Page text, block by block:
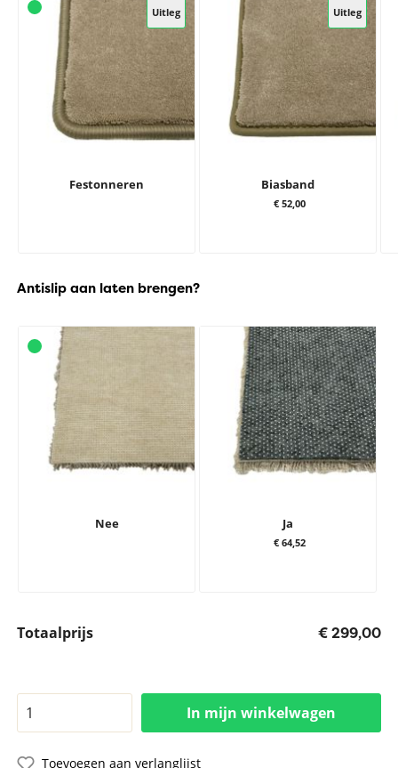
Uitleg
Festonneren
Uitleg
Biasband
€ 52,00
Antislip aan laten brengen?
Nee Ja
€ 64,52
Totaalprijs € 299,00
In mijn winkelwagen
Toevoegen aan verlanglijst